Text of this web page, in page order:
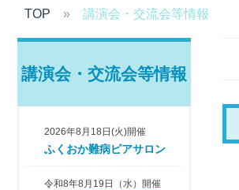
TOP 講演会・交流会等情報
講演会・交流会等情報
2026年8月18日(火)開催
ふくおか難病ピアサロン
令和8年8月19日（水）開催